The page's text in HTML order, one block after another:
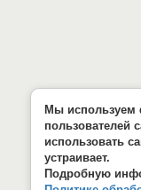
Мы используем
пользователей
использовать
устраивает.
Подробную